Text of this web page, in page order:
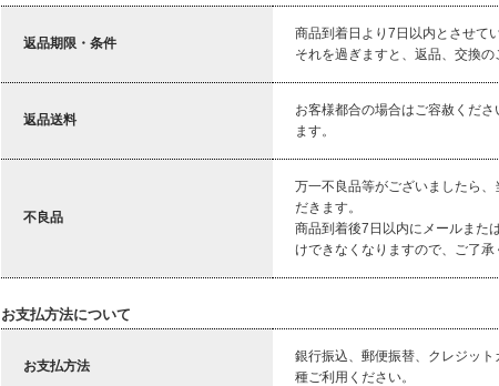
返品期限・条件
商品到着日より7日以内とさせて
それを過ぎますと、返品、交換
返品送料
お客様都合の場合はご容赦くだ
ます。
不良品
万一不良品等がございましたら
だきます。
商品到着後7日以内にメールまた
けできなくなりますので、ご了承
お支払方法について
お支払方法
銀行振込、郵便振替、クレジッ
種ご利用ください。